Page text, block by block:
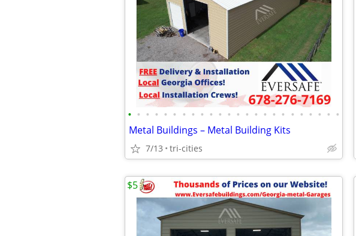
• • • • • • • • • • • • • • • • • • • • • • • •
Metal Buildings – Metal Building Kits
7/13 tri-cities
$5